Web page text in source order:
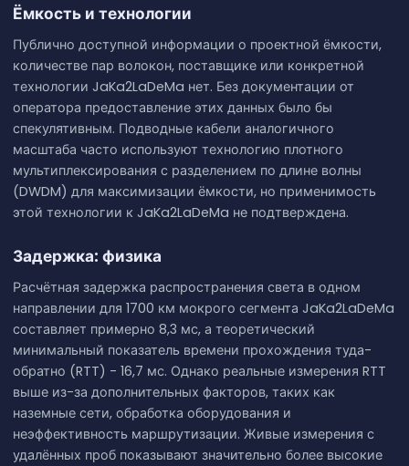
Ёмкость и технологии
Публично доступной информации о проектной ёмкости,
количестве пар волокон, поставщике или конкретной
технологии JaKa2LaDeMa нет. Без документации от
оператора предоставление этих данных было бы
спекулятивным. Подводные кабели аналогичного
масштаба часто используют технологию плотного
мультиплексирования с разделением по длине волны
(DWDM) для максимизации ёмкости, но применимость
этой технологии к JaKa2LaDeMa не подтверждена.
Задержка: физика
Расчётная задержка распространения света в одном
направлении для 1700 км мокрого сегмента JaKa2LaDeMa
составляет примерно 8,3 мс, а теоретический
минимальный показатель времени прохождения туда-
обратно (RTT) - 16,7 мс. Однако реальные измерения RTT
выше из-за дополнительных факторов, таких как
наземные сети, обработка оборудования и
неэффективность маршрутизации. Живые измерения с
удалённых проб показывают значительно более высокие